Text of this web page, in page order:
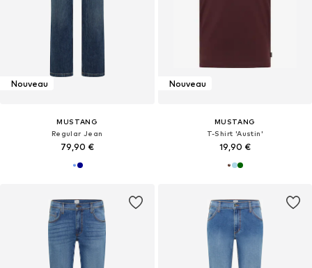
Nouveau
MUSTANG
Regular Jean
79,90 €
Nouveau
MUSTANG
T-Shirt 'Austin'
19,90 €